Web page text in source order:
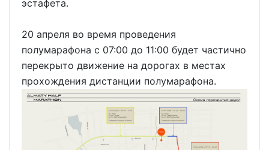
эстафета.
20 апреля во время проведения
полумарафона с 07:00 до 11:00 будет частично
перекрыто движение на дорогах в местах
прохождения дистанции полумарафона.